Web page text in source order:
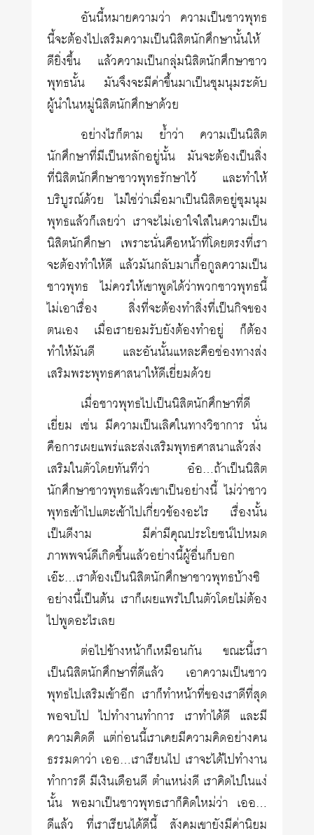
อันนี้หมายความว่า ความเป็นชาวพุทธ
นี้จะต้องไปเสริมความเป็นนิสิตนักศึกษานั้นให้
ดียิ่งขึ้น แล้วความเป็นกลุ่มนิสิตนักศึกษาชาว
พุทธนั้น มันจึงจะมีค่าขึ้นมาเป็นชุมนุมระดับ
ผู้นำในหมู่นิสิตนักศึกษาด้วย
อย่างไรก็ตาม ย้ำว่า ความเป็นนิสิต
นักศึกษาที่มีเป็นหลักอยู่นั้น มันจะต้องเป็นสิ่ง
ที่นิสิตนักศึกษาชาวพุทธรักษาไว้ และทำให้
บริบูรณ์ด้วย ไม่ใช่ว่าเมื่อมาเป็นนิสิตอยู่ชุมนุม
พุทธแล้วก็เลยว่า เราจะไม่เอาใจใส่ในความเป็น
นิสิตนักศึกษา เพราะนั่นคือหน้าที่โดยตรงที่เรา
จะต้องทำให้ดี แล้วมันกลับมาเกื้อกูลความเป็น
ชาวพุทธ ไม่ควรให้เขาพูดได้ว่าพวกชาวพุทธนี้
ไม่เอาเรื่อง สิ่งที่จะต้องทำสิ่งที่เป็นกิจของ
ตนเอง เมื่อเรายอมรับยังต้องทำอยู่ ก็ต้อง
ทำให้มันดี และอันนั้นแหละคือช่องทางส่ง
เสริมพระพุทธศาสนาให้ดีเยี่ยมด้วย
เมื่อชาวพุทธไปเป็นนิสิตนักศึกษาที่ดี
เยี่ยม เช่น มีความเป็นเลิศในทางวิชาการ นั่น
คือการเผยแพร่และส่งเสริมพุทธศาสนาแล้วส่ง
เสริมในตัวโดยทันทีว่า อ๋อ…ถ้าเป็นนิสิต
นักศึกษาชาวพุทธแล้วเขาเป็นอย่างนี้ ไม่ว่าชาว
พุทธเข้าไปแตะเข้าไปเกี่ยวข้องอะไร เรื่องนั้น
เป็นดีงาม มีค่ามีคุณประโยชน์ไปหมด
ภาพพจน์ดีเกิดขึ้นแล้วอย่างนี้ผู้อื่นก็บอก
เอ๊ะ…เราต้องเป็นนิสิตนักศึกษาชาวพุทธบ้างซิ
อย่างนี้เป็นต้น เราก็เผยแพร่ไปในตัวโดยไม่ต้อง
ไปพูดอะไรเลย
ต่อไปข้างหน้าก็เหมือนกัน ขณะนี้เรา
เป็นนิสิตนักศึกษาที่ดีแล้ว เอาความเป็นชาว
พุทธไปเสริมเข้าอีก เราก็ทำหน้าที่ของเราดีที่สุด
พอจบไป ไปทำงานทำการ เราทำได้ดี และมี
ความคิดดี แต่ก่อนนี้เราเคยมีความคิดอย่างคน
ธรรมดาว่า เออ…เราเรียนไป เราจะได้ไปทำงาน
ทำการดี มีเงินเดือนดี ตำแหน่งดี เราคิดไปในแง่
นั้น พอมาเป็นชาวพุทธเราก็คิดใหม่ว่า เออ…
ดีแล้ว ที่เราเรียนได้ดีนี้ สังคมเขายังมีค่านิยม